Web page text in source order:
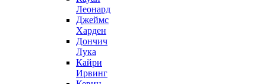
Леонард
Джеймс
Харден
Дончич
Лука
Кайри
Ирвинг